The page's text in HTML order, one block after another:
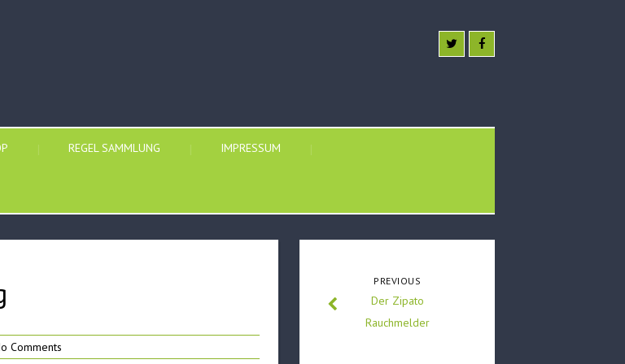
REGEL SAMMLUNG IMPRESSUM
Comments
PREVIOUS
Der Zipato
Rauchmelder